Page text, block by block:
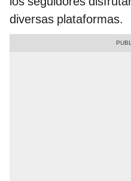
diversas plataformas.